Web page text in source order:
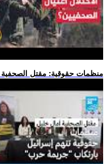
.. منظمات حقوقية: مقتل